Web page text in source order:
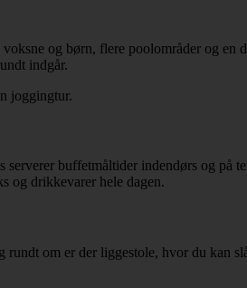
og børn, flere poolområder og
indgår.
joggingtur.
buffetmåltider indendørs og på
og drikkevarer hele dagen.
om er der liggestole, hvor du kan